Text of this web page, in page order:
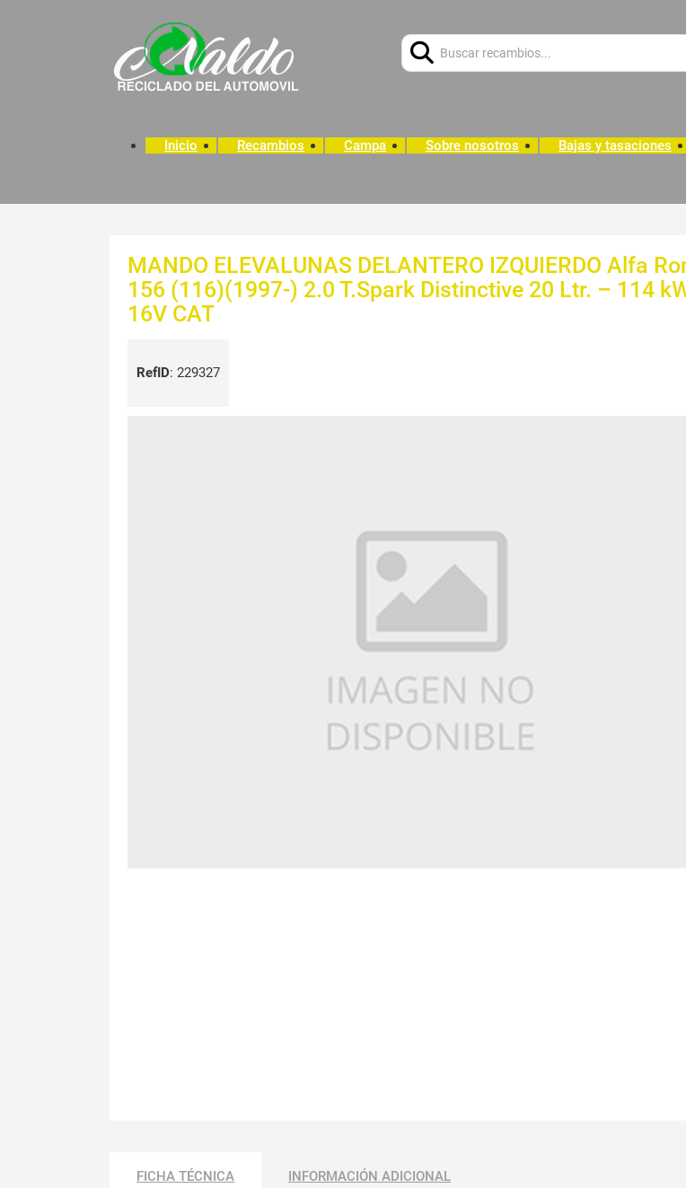
Inicio Recambios Campa Sobre nosotros Bajas y tasaciones
MANDO ELEVALUNAS DELANTERO IZQUIERDO Alfa
156 (116)(1997-) 2.0 T.Spark Distinctive 20 Ltr. – 114
16V CAT
RefID: 229327
FICHA TÉCNICA INFORMACIÓN ADICIONAL